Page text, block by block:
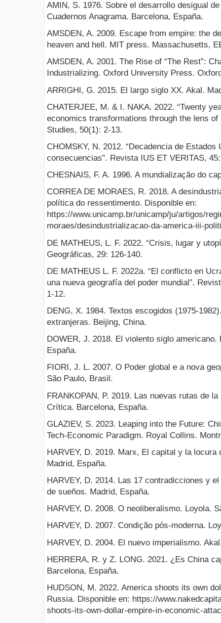
AMIN, S. 1976. Sobre el desarrollo desigual
Cuadernos Anagrama. Barcelona, España.
AMSDEN, A. 2009. Escape from empire: the
heaven and hell. MIT press. Massachusetts,
AMSDEN, A. 2001. The Rise of “The Rest”:
Industrializing. Oxford University Press.
ARRIGHI, G. 2015. El largo siglo XX. Akal.
CHATERJEE, M. & I. NAKA. 2022. “Twenty
economics transformations through the lens of
Studies, 50(1): 2-13.
CHOMSKY, N. 2012. “Decadencia de Estados
consecuencias”. Revista IUS ET VERITAS,
CHESNAIS, F. A. 1996. A mundialização do
CORREA DE MORAES, R. 2018. A
política do ressentimento. Disponible en:
https://www.unicamp.br/unicamp/ju/artigos/
moraes/desindustrializacao-da-america-iii-
DE MATHEUS, L. F. 2022. “Crisis, lugar y
Geográficas, 29: 126-140.
DE MATHEUS L. F. 2022a. “El conflicto en
una nueva geografía del poder mundial”.
1-12.
DENG, X. 1984. Textos escogidos (1975-
extranjeras. Beijing, China.
DOWER, J. 2018. El violento siglo
España.
FIORI, J. L. 2007. O Poder global e a nova
São Paulo, Brasil.
FRANKOPAN, P. 2019. Las nuevas rutas de
Crítica. Barcelona, España.
GLAZIEV, S. 2023. Leaping into the Future:
Tech-Economic Paradigm. Royal Collins.
HARVEY, D. 2019. Marx, El capital y la locura
Madrid, España.
HARVEY, D. 2014. Las 17 contradicciones y
de sueños. Madrid, España.
HARVEY, D. 2008. O neoliberalismo. Loyola.
HARVEY, D. 2007. Condição pós-moderna.
HARVEY, D. 2004. El nuevo imperialismo.
HERRERA, R. y Z. LONG. 2021. ¿Es China
Barcelona, España.
HUDSON, M. 2022. America shoots its own
Russia. Disponible en: https://
shoots-its-own-dollar-empire-in-economic-